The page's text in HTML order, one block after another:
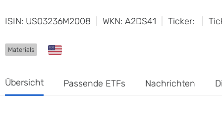
ISIN: US03236M2008 WKN: A2DS41 Ticker:
Materials
Übersicht Passende ETFs Nachrichten